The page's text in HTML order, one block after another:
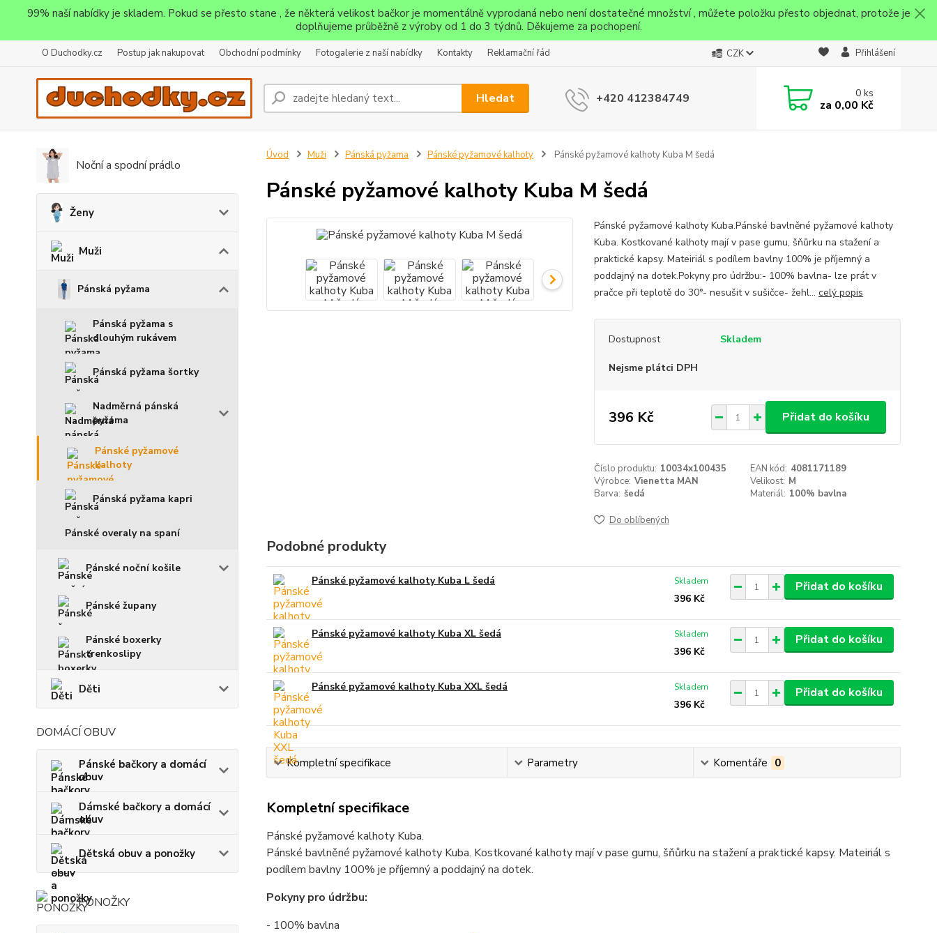
99% naší nabídky je skladem. Pokud se přesto stane , že některá velikost bačkor je momentálně vyprodaná nebo není dostatečné množství , můžete položku přesto objednat, protože je
doplňujeme průběžně z výroby od 1 do 3 týdnů. Děkujeme za pochopení.
O Duchodky.cz Postup jak nakupovat Obchodní podmínky Fotogalerie z naší nabídky Kontakty Reklamační řád CZK Přihlášení
Hledat +420 412384749 0ks
za 0,00 Kč
Noční a spodní prádlo
Ženy
Muži
Pánská pyžama
Pánská pyžama s
dlouhým rukávem
Pánská pyžama šortky
Nadměrná pánská
pyžama
Pánské pyžamové
kalhoty
Pánská pyžama kapri
Pánské overaly na spaní
Pánské noční košile
Pánské župany
Pánské boxerky
trenkoslipy
Děti
DOMÁCÍ OBUV
Pánské bačkory a domácí
obuv
Dámské bačkory a domácí
obuv
Dětská obuv a ponožky
PONOŽKY
Úvod Muži Pánská pyžama Pánské pyžamové kalhoty Pánské pyžamové kalhoty Kuba M šedá
Pánské pyžamové kalhoty Kuba M šedá
Pánské pyžamové kalhoty Kuba.Pánské bavlněné pyžamové kalhoty
Kuba. Kostkované kalhoty mají v pase gumu, šňůrku na stažení a
praktické kapsy. Mateiriál s podílem bavlny 100% je příjemný a
poddajný na dotek.Pokyny pro údržbu:- 100% bavlna- lze prát v
pračce při teplotě do 30°- nesušit v sušičce- žehl... celý popis
Dostupnost Skladem
Nejsme plátci DPH
396 Kč Přidat do košíku
Číslo produktu: 10034x100435 EAN kód: 4081171189
Výrobce: Vienetta MAN Velikost: M
Barva: šedá Materiál: 100% bavlna
Do oblíbených
Podobné produkty
Pánské pyžamové kalhoty Kuba L šedá
396 Kč
Skladem Přidat do košíku
Pánské pyžamové kalhoty Kuba XL šedá
396 Kč
Skladem Přidat do košíku
Pánské pyžamové kalhoty Kuba XXL šedá
396 Kč
Skladem Přidat do košíku
Kompletní specifikace Parametry Komentáře 0
Kompletní specifikace
Pánské pyžamové kalhoty Kuba.
Pánské bavlněné pyžamové kalhoty Kuba. Kostkované kalhoty mají v pase gumu, šňůrku na stažení a praktické kapsy. Mateiriál s
podílem bavlny 100% je příjemný a poddajný na dotek.
Pokyny pro údržbu:
- 100% bavlna